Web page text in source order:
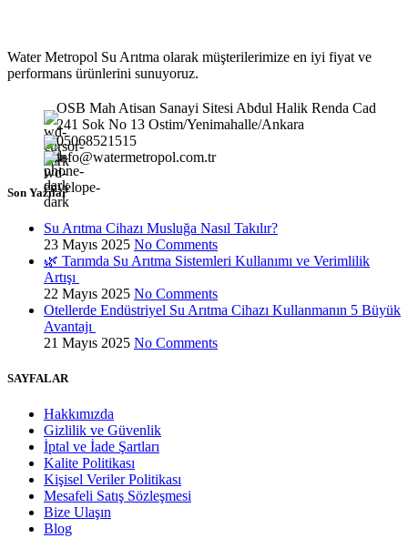
Water Metropol Su Arıtma olarak müşterilerimize en iyi fiyat ve
performans ürünlerini sunuyoruz.
OSB Mah Atisan Sanayi Sitesi Abdul Halik Renda Cad
241 Sok No 13 Ostim/Yenimahalle/Ankara
05068521515
info@watermetropol.com.tr
Son Yazılar
Su Arıtma Cihazı Musluğa Nasıl Takılır?
23 Mayıs 2025 No Comments
🌿 Tarımda Su Arıtma Sistemleri Kullanımı ve Verimlilik
Artışı
22 Mayıs 2025 No Comments
Otellerde Endüstriyel Su Arıtma Cihazı Kullanmanın 5 Büyük
Avantajı
21 Mayıs 2025 No Comments
SAYFALAR
Hakkımızda
Gizlilik ve Güvenlik
İptal ve İade Şartları
Kalite Politikası
Kişisel Veriler Politikası
Mesafeli Satış Sözleşmesi
Bize Ulaşın
Blog